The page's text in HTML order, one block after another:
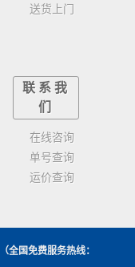
送货上门
联系我
们
在线咨询
单号查询
运价查询
（全国免费服务热线：